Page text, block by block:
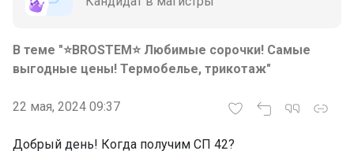
В теме "⭐BROSTEM⭐ Любимые сорочки! Самые
выгодные цены! Термобелье, трикотаж"
22 мая, 2024 09:37
Добрый день! Когда получим СП 42?